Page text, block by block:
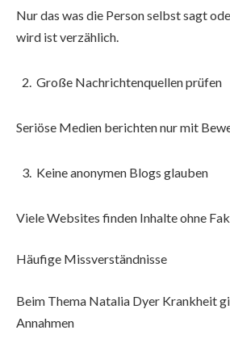
Nur das was die Person selbst sagt
wird ist verzählich.
Große Nachrichtenquellen prüfen
Seriöse Medien berichten nur mit
Keine anonymen Blogs glauben
Viele Websites finden Inhalte ohne
Häufige Missverständnisse
Beim Thema Natalia Dyer Krankheit
Annahmen